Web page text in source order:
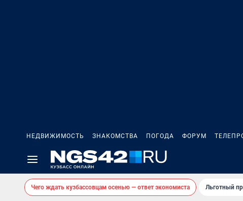
НЕДВИЖИМОСТЬ ЗНАКОМСТВА ПОГОДА ФОРУМ
Чего ждать кузбассовцам осенью — ответ экономиста Льготный